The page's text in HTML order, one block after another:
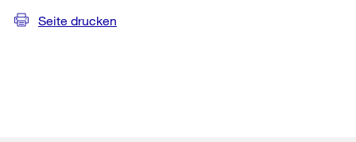
Seite drucken